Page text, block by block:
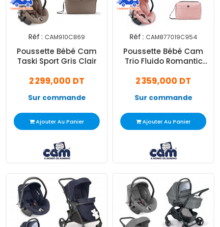
Réf : CAM910C869
Poussette Bébé Cam
Taski Sport Gris Clair
2 299,000 DT
Sur commande
Ajouter Au Panier
Réf : CAM877019C954
Poussette Bébé Cam
Trio Fluido Romantic
2 359,000 DT
Sur commande
Ajouter Au Panier